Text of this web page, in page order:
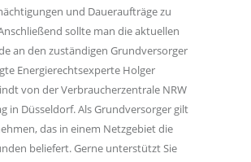
und Daueraufträge zu
sollte man die aktuellen
an den zuständigen Grundversorger
Energierechtsexperte Holger
von der Verbraucherzentrale NRW
in Düsseldorf. Als Grundversorger gilt
das in einem Netzgebiet die
beliefert. Gerne unterstützt Sie